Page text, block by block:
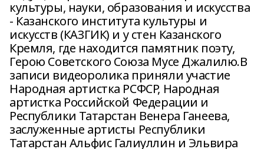
культуры, науки, образования и искусства
- Казанского института культуры и
искусств (КАЗГИК) и у стен Казанского
Кремля, где находится памятник поэту,
Герою Советского Союза Мусе Джалилю.В
записи видеоролика приняли участие
Народная артистка РСФСР, Народная
артистка Российской Федерации и
Республики Татарстан Венера Ганеева,
заслуженные артисты Республики
Татарстан Альфис Галиуллин и Эльвира